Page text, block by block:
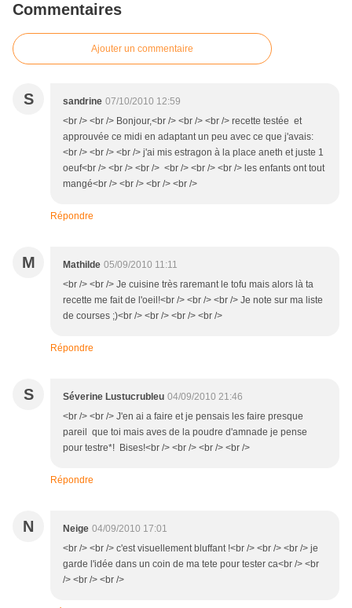
Commentaires
Ajouter un commentaire
S sandrine 07/10/2010 12:59
<br /> <br /> Bonjour,<br /> <br /> <br /> recette testée et
approuvée ce midi en adaptant un peu avec ce que j'avais:
<br /> <br /> <br /> j'ai mis estragon à la place aneth et juste 1
oeuf<br /> <br /> <br /> <br /> <br /> <br /> les enfants ont tout
mangé<br /> <br /> <br /> <br />
Répondre
M Mathilde 05/09/2010 11:11
<br /> <br /> Je cuisine très raremant le tofu mais alors là ta
recette me fait de l'oeil!<br /> <br /> <br /> Je note sur ma liste
de courses ;)<br /> <br /> <br /> <br />
Répondre
S Séverine Lustucrubleu 04/09/2010 21:46
<br /> <br /> J'en ai a faire et je pensais les faire presque
pareil que toi mais aves de la poudre d'amnade je pense
pour testre*! Bises!<br /> <br /> <br /> <br />
Répondre
N Neige 04/09/2010 17:01
<br /> <br /> c'est visuellement bluffant !<br /> <br /> <br /> je
garde l'idée dans un coin de ma tete pour tester ca<br /> <br
/> <br /> <br />